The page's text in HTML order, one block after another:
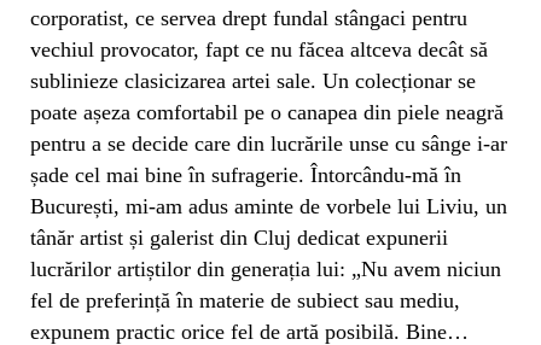
corporatist, ce servea drept fundal stângaci pentru
vechiul provocator, fapt ce nu făcea altceva decât să
sublinieze clasicizarea artei sale. Un colecționar se
poate așeza comfortabil pe o canapea din piele neagră
pentru a se decide care din lucrările unse cu sânge i-ar
șade cel mai bine în sufragerie. Întorcându-mă în
București, mi-am adus aminte de vorbele lui Liviu, un
tânăr artist și galerist din Cluj dedicat expunerii
lucrărilor artiștilor din generația lui: „Nu avem niciun
fel de preferință în materie de subiect sau mediu,
expunem practic orice fel de artă posibilă. Bine…